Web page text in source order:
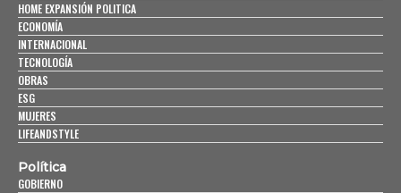
HOME EXPANSIÓN POLITICA
ECONOMÍA
INTERNACIONAL
TECNOLOGÍA
OBRAS
ESG
MUJERES
LIFEANDSTYLE
Política
GOBIERNO